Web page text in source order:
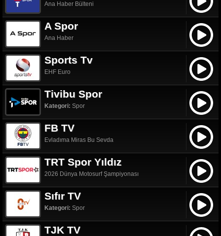
Ana Haber Bülteni
A Spor
Ana Haber
Sports Tv
EHF Euro
Tivibu Spor
Kategori: Spor
FB TV
Evladıma Miras Bu Sevda
TRT Spor Yıldız
2026 Dünya Motosurf Şampiyonası
Sıfır TV
Kategori: Spor
TJK TV